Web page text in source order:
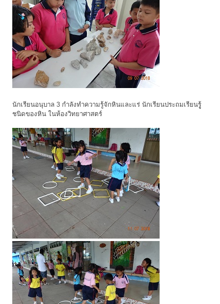
นักเรียนอนุบาล 3 กำลังทำความรู้จักหินและแร่ นักเรียนประถมเรียนรูู้
ชนิดของหิน ในห้องวิทยาศาสตร์